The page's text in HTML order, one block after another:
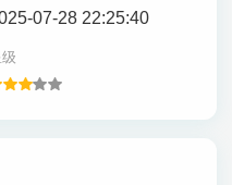
07-28 22:25:40